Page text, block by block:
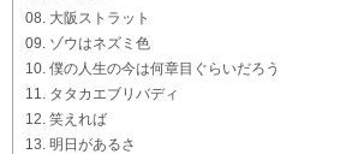
08. 大阪ストラット
09. ゾウはネズミ色
10. 僕の人生の今は何章目ぐらいだろう
11. タタカエブリバディ
12. 笑えれば
13. 明日があるさ